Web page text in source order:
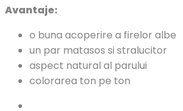
Avantaje:
o buna acoperire a firelor albe
un par matasos si stralucitor
aspect natural al parului
colorarea ton pe ton